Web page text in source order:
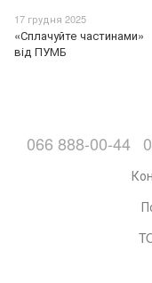
17 грудня 2025
«Сплачуйте частинами»
від ПУМБ
066 888-00-44